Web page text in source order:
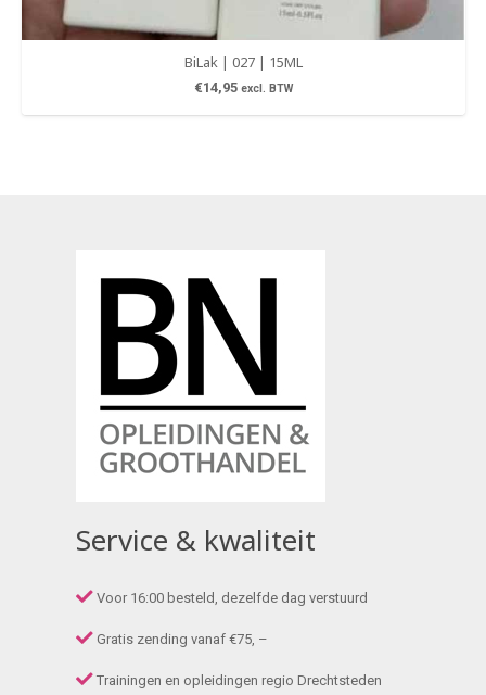
BiLak | 027 | 15ML
€14,95 excl. BTW
Service & kwaliteit
Voor 16:00 besteld, dezelfde dag verstuurd
Gratis zending vanaf €75, –
Trainingen en opleidingen regio Drechtsteden